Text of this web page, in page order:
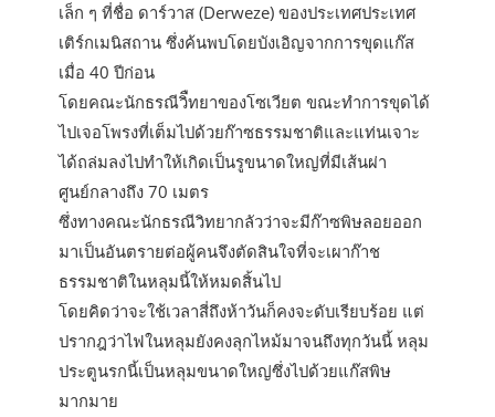
เล็ก ๆ ที่ชื่อ ดาร์วาส (Derweze) ของประเทศประเทศ
เติร์กเมนิสถาน ซึ่งค้นพบโดยบังเอิญจากการขุดแก๊ส
เมื่อ 40 ปีก่อน
โดยคณะนักธรณีวิืทยาของโซเวียต ขณะทำการขุดได้
ไปเจอโพรงที่เต็มไปด้วยก๊าซธรรมชาติและแท่นเจาะ
ได้ถล่มลงไปทำให้เกิดเป็นรูขนาดใหญ่ที่มีเส้นผ่า
ศูนย์กลางถึง 70 เมตร
ซึ่งทางคณะนักธรณีวิทยากลัวว่าจะมีก๊าซพิษลอยออก
มาเป็นอันตรายต่อผู้คนจึงตัดสินใจที่จะเผาก๊าช
ธรรมชาติในหลุมนี้ให้หมดสิ้นไป
โดยคิดว่าจะใช้เวลาสี่ถึงห้าวันก็คงจะดับเรียบร้อย แต่
ปรากฎว่าไฟในหลุมยังคงลุกไหม้มาจนถึงทุกวันนี้ หลุม
ประตูนรกนี้เป็นหลุมขนาดใหญ่ซึ่งไปด้วยแก๊สพิษ
มากมาย